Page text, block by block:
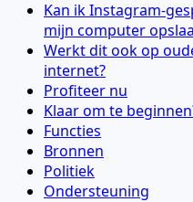
Kan ik Instagram-
mijn computer
Werkt dit ook op
internet?
Profiteer nu
Klaar om te
Functies
Bronnen
Politiek
Ondersteuning